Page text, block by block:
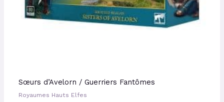
Sœurs d’Avelorn / Guerriers Fantômes
Royaumes Hauts Elfes